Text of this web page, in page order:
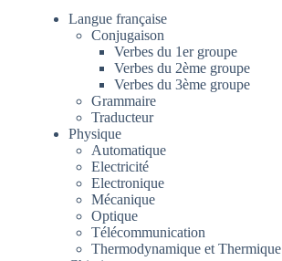
Langue française
Conjugaison
Verbes du 1er groupe
Verbes du 2ème groupe
Verbes du 3ème groupe
Grammaire
Traducteur
Physique
Automatique
Electricité
Electronique
Mécanique
Optique
Télécommunication
Thermodynamique et Thermique